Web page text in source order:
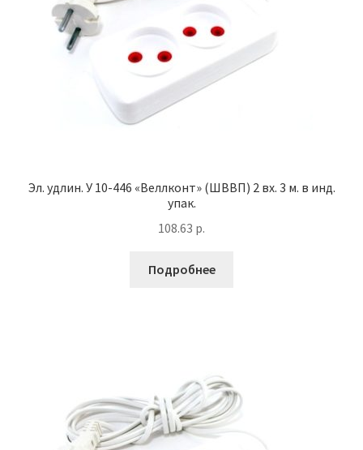
Эл. удлин. У 10-446 «Веллконт» (ШВВП) 2 вх. 3 м. в инд.
упак.
108.63 р.
Подробнее